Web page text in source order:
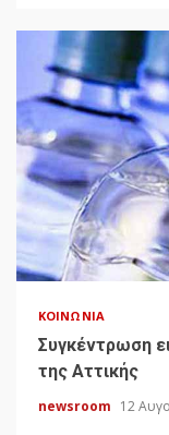
ΚΟΙΝΩΝΊΑ
Συγκέντρωση
της Αττικής
newsroom 12